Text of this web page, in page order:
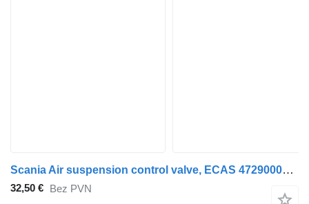
Scania Air suspension control valve, ECAS 4729000620 pneimatiskais vārsts paredzēts Scania P94 vilcēja
32,50 €
Bez PVN